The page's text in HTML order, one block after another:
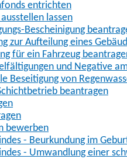
entrichten
lassen
Bescheinigung
zur Aufteilung eines
für ein Fahrzeug
und Negative
Beseitigung von
beantragen
bewerben
- Beurkundung im
- Umwandlung einer